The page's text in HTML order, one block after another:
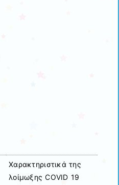
Χαρακτηριστικά της
λοίμωξης COVID 19